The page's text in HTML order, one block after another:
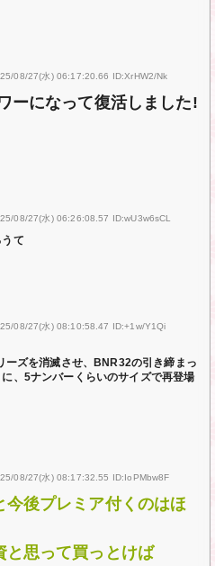
08/27(水) 06:17:20.66 ID:XrHW2/Nk
ーになって復活しました!
08/27(水) 06:26:08.57 ID:wU3w6sCL
て
08/27(水) 08:10:58.47 ID:+1w/Y1Qi
ーズを消滅させ、BNR32の引き締まっ
、5ナンバーくらいのサイズで再登場
08/27(水) 08:17:32.55 ID:IoPMbw8F
後プレミア付くのはほ
と思って買っとけば